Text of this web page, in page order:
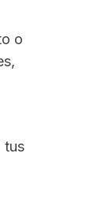
o
tus